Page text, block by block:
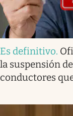
Es definitivo.
la suspensión
conductores